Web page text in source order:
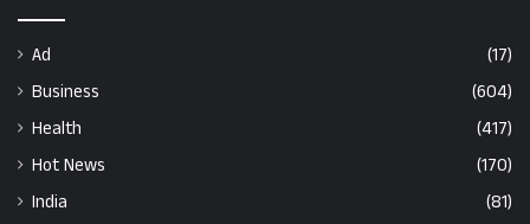
Ad
(17)
Business
(604)
Health
(417)
Hot News
(170)
India
(81)